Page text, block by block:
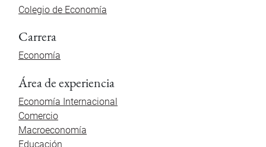
Colegio de Economía
Carrera
Economía
Área de experiencia
Economía Internacional
Comercio
Macroeconomía
Educación